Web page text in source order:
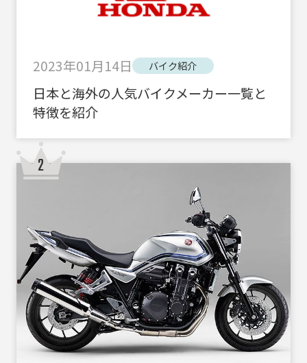
2023年01月14日 バイク紹介
日本と海外の人気バイクメーカー一覧と
特徴を紹介